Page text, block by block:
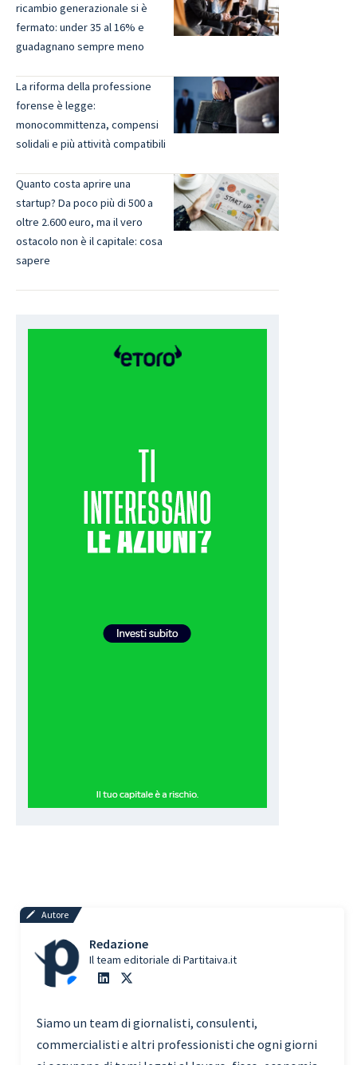
ricambio generazionale si è
fermato: under 35 al 16% e
guadagnano sempre meno
La riforma della professione
forense è legge:
monocommittenza, compensi
solidali e più attività compatibili
Quanto costa aprire una
startup? Da poco più di 500 a
oltre 2.600 euro, ma il vero
ostacolo non è il capitale: cosa
sapere
Autore
Redazione
Il team editoriale di Partitaiva.it
Siamo un team di giornalisti, consulenti,
commercialisti e altri professionisti che ogni giorni